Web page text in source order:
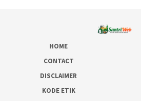
HOME
CONTACT
DISCLAIMER
KODE ETIK